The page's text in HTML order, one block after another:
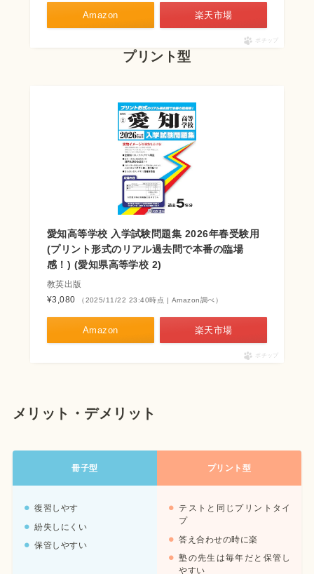
Amazon 楽天市場
ポチップ
プリント型
愛知高等学校 入学試験問題集 2026年春受験用
(プリント形式のリアル過去問で本番の臨場
感！) (愛知県高等学校 2)
教英出版
¥3,080
（2025/11/22 23:40時点 | Amazon調べ）
Amazon 楽天市場
ポチップ
メリット・デメリット
冊子型 プリント型
復習しやす
紛失しにくい
保管しやすい
テストと同じプリントタイ
プ
答え合わせの時に楽
塾の先生は毎年だと保管し
やすい